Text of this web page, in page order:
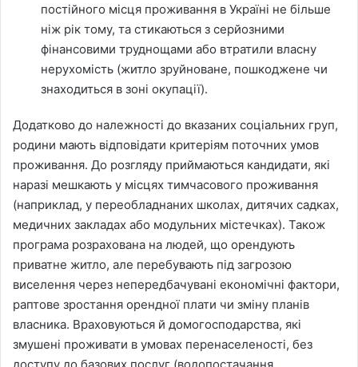
постійного місця проживання в Україні не більше
ніж рік тому, та стикаються з серйозними
фінансовими труднощами або втратили власну
нерухомість (житло зруйноване, пошкоджене чи
знаходиться в зоні окупації).
Додатково до належності до вказаних соціальних груп,
родини мають відповідати критеріям поточних умов
проживання. До розгляду приймаються кандидати, які
наразі мешкають у місцях тимчасового проживання
(наприклад, у переобладнаних школах, дитячих садках,
медичних закладах або модульних містечках). Також
програма розрахована на людей, що орендують
приватне житло, але перебувають під загрозою
виселення через непередбачувані економічні фактори,
раптове зростання орендної плати чи зміну планів
власника. Враховуються й домогосподарства, які
змушені проживати в умовах перенаселеності, без